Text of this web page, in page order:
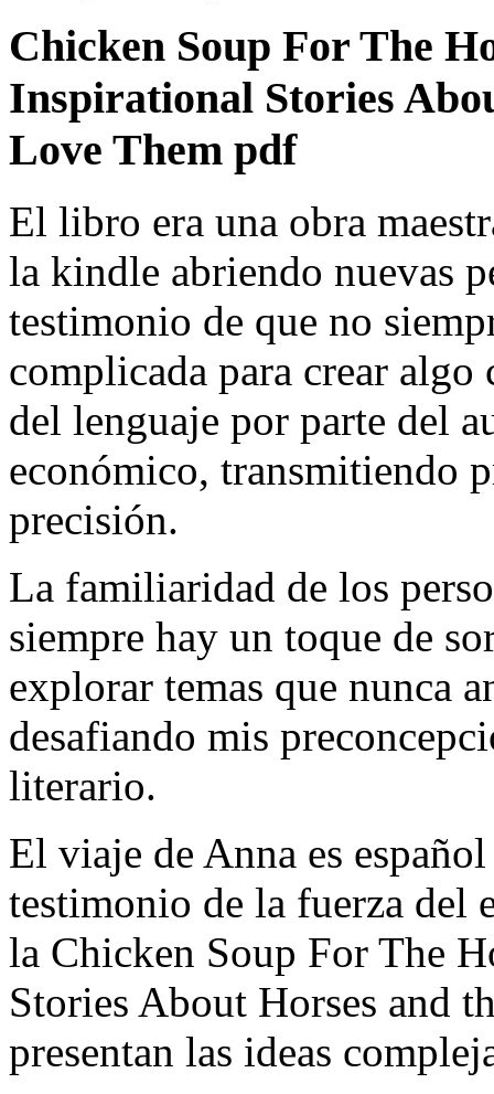
Chicken Soup For The
Inspirational Stories
Love Them pdf
El libro era una obra
la kindle abriendo nuevas
testimonio de que no
complicada para crear
del lenguaje por parte del
económico, transmitiendo
precisión.
La familiaridad de los
siempre hay un toque de
explorar temas que nunca
desafiando mis
literario.
El viaje de Anna es
testimonio de la fuerza del
la Chicken Soup For The
Stories About Horses and
presentan las ideas